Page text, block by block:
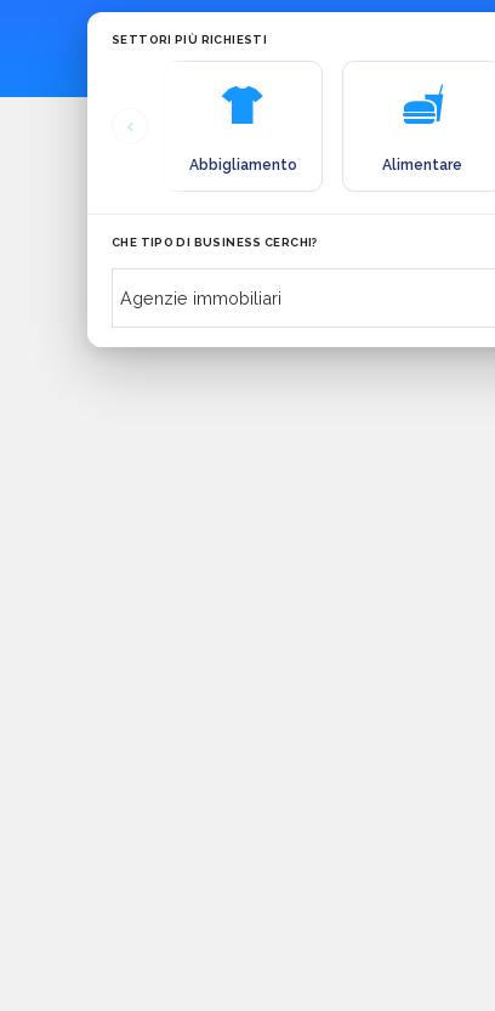
SETTORI PIÙ RICHIESTI
Abbigliamento Alimentare
CHE TIPO DI BUSINESS CERCHI?